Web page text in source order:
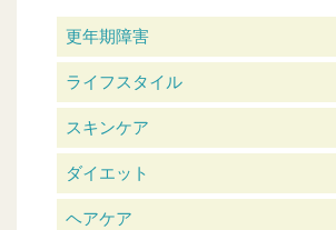
更年期障害
ライフスタイル
スキンケア
ダイエット
ヘアケア